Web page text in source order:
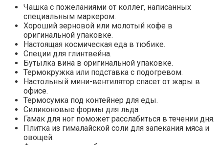
Чашка с пожеланиями от коллег, написанных
специальным маркером.
Хороший зерновой или молотый кофе в
оригинальной упаковке.
Настоящая космическая еда в тюбике.
Специи для глинтвейна.
Бутылка вина в оригинальной упаковке.
Термокружка или подставка с подогревом.
Настольный мини-вентилятор спасет от жары в
офисе.
Термосумка под контейнер для еды.
Силиконовые формы для льда.
Гамак для ног поможет расслабиться в течении дня.
Плитка из гималайской соли для запекания мяса и
овощей.